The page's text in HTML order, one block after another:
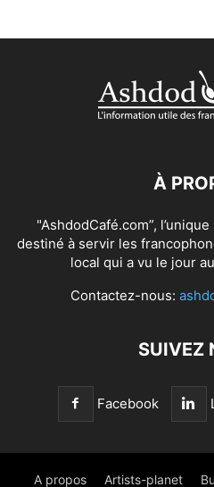
À
"AshdodCafé.com”,
destiné à servir les
local qui a vu le jour
Contactez-nous:
SUIVEZ
Facebook
A propos Artists-planet